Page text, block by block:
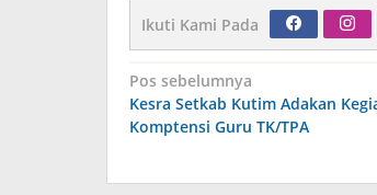
Ikuti Kami Pada
Navigasi
pos
Pos sebelumnya
Kesra Setkab Kutim Adakan
Komptensi Guru TK/TPA